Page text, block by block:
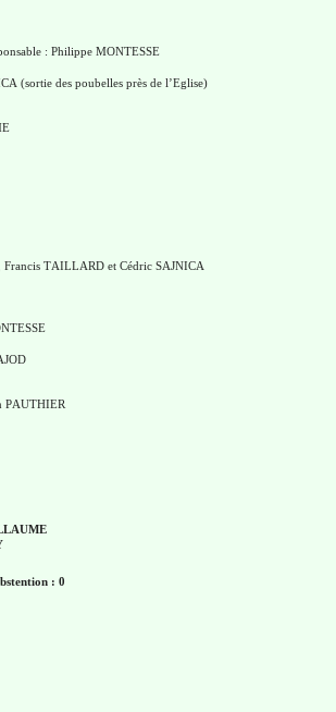
: Philippe MONTESSE
(sortie des poubelles près de l’Eglise)
TAILLARD et Cédric SAJNICA
PAUTHIER
: 0